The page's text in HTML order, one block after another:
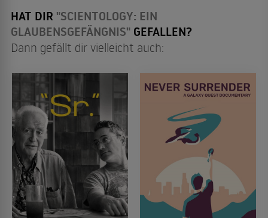
HAT DIR "SCIENTOLOGY: EIN
GLAUBENSGEFÄNGNIS" GEFALLEN?
Dann gefällt dir vielleicht auch: